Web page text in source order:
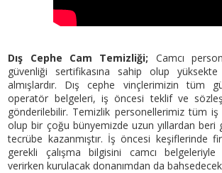
Dış Cephe Cam Temizliği; Camcı
güvenliği sertifikasına sahip olup yüksekte
almışlardır. Dış cephe vinçlerimizin tüm
operatör belgeleri, iş öncesi teklif ve
gönderilebilir. Temizlik personellerimiz tüm iş
olup bir çoğu bünyemizde uzun yıllardan beri
tecrübe kazanmıştır. İş öncesi keşiflerinde
gerekli çalışma bilgisini camcı belgeleriyle
verirken kurulacak donanımdan da